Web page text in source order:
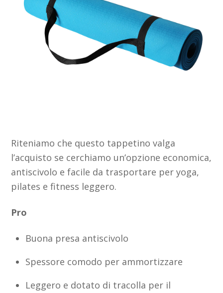
Riteniamo che questo tappetino valga
l’acquisto se cerchiamo un’opzione economica,
antiscivolo e facile da trasportare per yoga,
pilates e fitness leggero.
Pro
Buona presa antiscivolo
Spessore comodo per ammortizzare
Leggero e dotato di tracolla per il